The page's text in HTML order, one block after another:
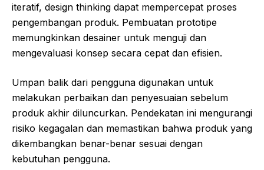
iteratif, design thinking dapat mempercepat proses
pengembangan produk. Pembuatan prototipe
memungkinkan desainer untuk menguji dan
mengevaluasi konsep secara cepat dan efisien.
Umpan balik dari pengguna digunakan untuk
melakukan perbaikan dan penyesuaian sebelum
produk akhir diluncurkan. Pendekatan ini mengurangi
risiko kegagalan dan memastikan bahwa produk yang
dikembangkan benar-benar sesuai dengan
kebutuhan pengguna.